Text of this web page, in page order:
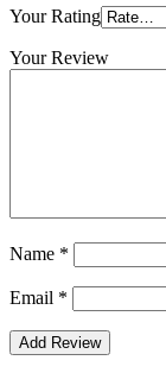
Your Rating
Your Review
Name *
Email *